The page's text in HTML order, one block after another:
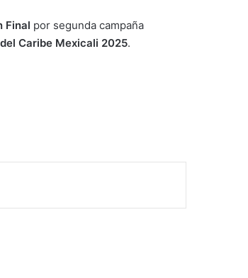
Final por segunda campaña
Caribe Mexicali 2025.